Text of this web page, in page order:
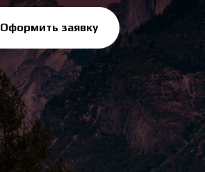
Оформить заявку